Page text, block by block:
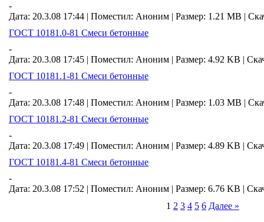
-
Дата: 20.3.08 17:44 | Поместил: Аноним | Размер: 1.21 MB |
ГОСТ 10181.0-81 Смеси бетонные
-
Дата: 20.3.08 17:45 | Поместил: Аноним | Размер: 4.92 KB |
ГОСТ 10181.1-81 Смеси бетонные
-
Дата: 20.3.08 17:48 | Поместил: Аноним | Размер: 1.03 MB |
ГОСТ 10181.2-81 Смеси бетонные
-
Дата: 20.3.08 17:49 | Поместил: Аноним | Размер: 4.89 KB |
ГОСТ 10181.4-81 Смеси бетонные
-
Дата: 20.3.08 17:52 | Поместил: Аноним | Размер: 6.76 KB |
1 2 3 4 5 6 Далее »